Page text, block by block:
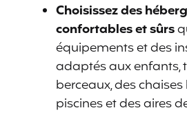
Choisissez des
confortables et sûrs
équipements et des
adaptés aux enfants,
berceaux, des
piscines et des aires